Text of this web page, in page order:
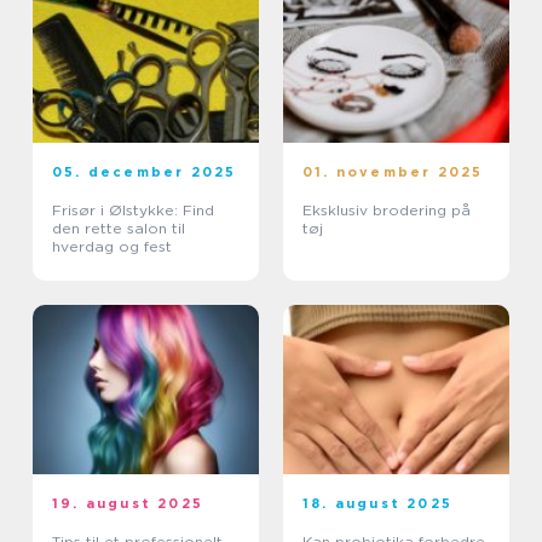
05. december 2025
Frisør i Ølstykke: Find
den rette salon til
hverdag og fest
01. november 2025
Eksklusiv brodering på
tøj
19. august 2025 18. august 2025